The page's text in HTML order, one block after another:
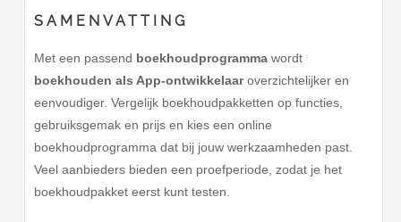
SAMENVATTING
Met een passend boekhoudprogramma wordt
boekhouden als App-ontwikkelaaroverzichtelijker en
eenvoudiger. Vergelijk boekhoudpakketten op functies,
gebruiksgemak en prijs en kies een online
boekhoudprogramma dat bij jouw werkzaamheden past.
Veel aanbieders bieden een proefperiode, zodat je het
boekhoudpakket eerst kunt testen.